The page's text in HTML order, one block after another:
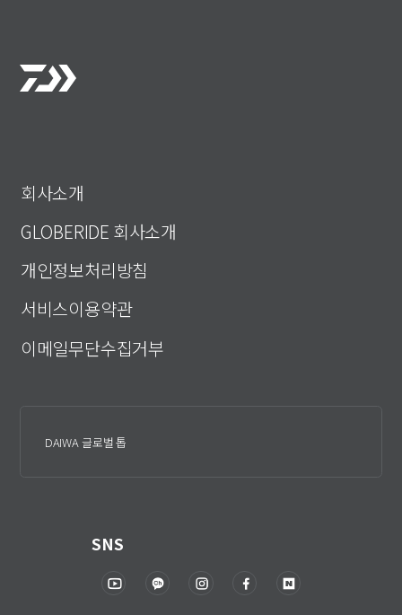
회사소개
GLOBERIDE 회사소개
개인정보처리방침
서비스이용약관
이메일무단수집거부
DAIWA 글로벌 톱
SNS